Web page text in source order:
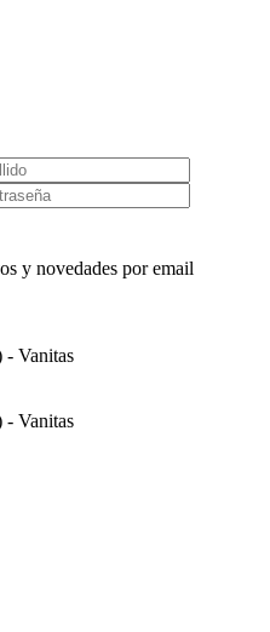
y novedades por email